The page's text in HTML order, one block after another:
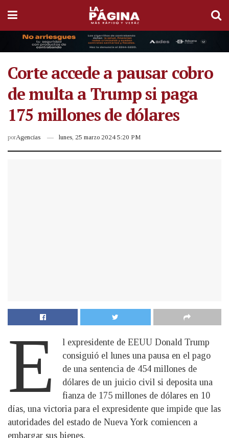
Corte accede a pausar cobro
de multa a Trump si paga
175 millones de dólares
porAgencias lunes, 25 marzo 2024 5:20 PM
E
l expresidente de EEUU Donald Trump
consiguió el lunes una pausa en el pago
de una sentencia de 454 millones de
dólares de un juicio civil si deposita una
fianza de 175 millones de dólares en 10
días, una victoria para el expresidente que impide que las
autoridades del estado de Nueva York comiencen a
embargar sus bienes.